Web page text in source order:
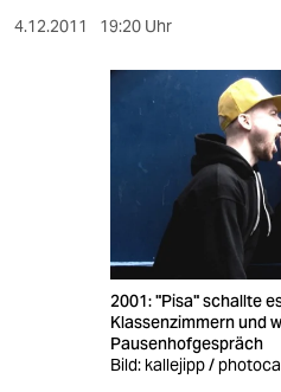
fragen & hilfe
4.12.2011 19:20 Uhr
2001: "Pisa" schallte
Klassenzimmern und
Pausenhofgespräch
Bild: kallejipp /